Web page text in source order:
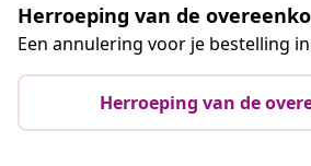
Herroeping van de
Een annulering voor je bestelling
Herroeping van de